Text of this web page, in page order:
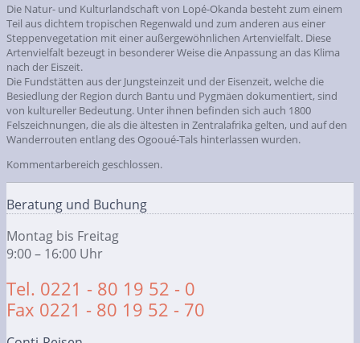
Die Natur- und Kulturlandschaft von Lopé-Okanda besteht zum einem
Teil aus dichtem tropischen Regenwald und zum anderen aus einer
Steppenvegetation mit einer außergewöhnlichen Artenvielfalt. Diese
Artenvielfalt bezeugt in besonderer Weise die Anpassung an das Klima
nach der Eiszeit.
Die Fundstätten aus der Jungsteinzeit und der Eisenzeit, welche die
Besiedlung der Region durch Bantu und Pygmäen dokumentiert, sind
von kultureller Bedeutung. Unter ihnen befinden sich auch 1800
Felszeichnungen, die als die ältesten in Zentralafrika gelten, und auf den
Wanderrouten entlang des Ogooué-Tals hinterlassen wurden.
Kommentarbereich geschlossen.
Beratung und Buchung
Montag bis Freitag
9:00 – 16:00 Uhr
Tel. 0221 - 80 19 52 - 0
Fax 0221 - 80 19 52 - 70